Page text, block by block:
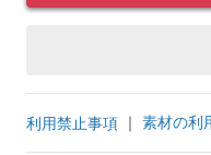
利用禁止事項 ｜ 素材の利